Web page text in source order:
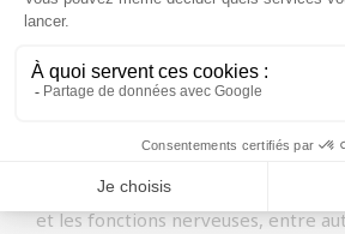
canneberges ont un effet bénéfique
La canneberge est ajoutée à nos
prévention des troubles spécifiques
concerne la digestion, la peau, les
et les fonctions nerveuses, entre